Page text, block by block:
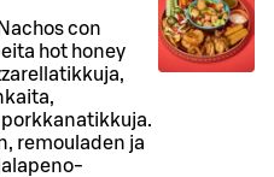
con
hot honey
remouladen ja